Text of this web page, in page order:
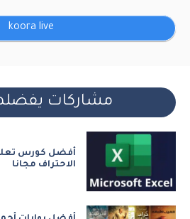
koora live
مشاركات
أفضل كورس
الاحتراف مجانا